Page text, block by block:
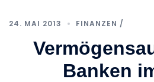
24. MAI 2013 FINANZEN /
Banken